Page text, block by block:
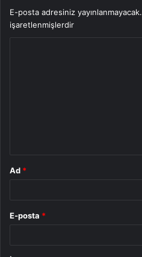
E-posta adresiniz yayınlanmayacak.
işaretlenmişlerdir
Ad *
E-posta *